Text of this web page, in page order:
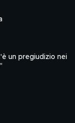
un pregiudizio nei